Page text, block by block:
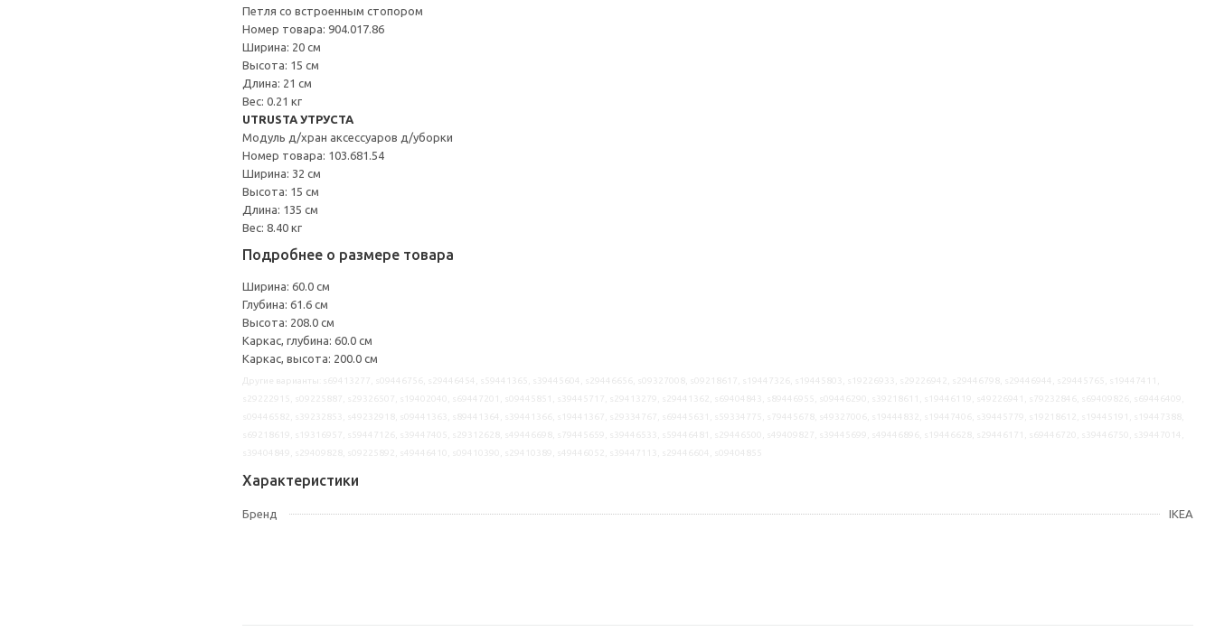
Петля со встроенным стопором
Номер товара: 904.017.86
Ширина: 20 см
Высота: 15 см
Длина: 21 см
Вес: 0.21 кг
UTRUSTA УТРУСТА
Модуль д/хран аксессуаров д/уборки
Номер товара: 103.681.54
Ширина: 32 см
Высота: 15 см
Длина: 135 см
Вес: 8.40 кг
Подробнее о размере товара
Ширина: 60.0 см
Глубина: 61.6 см
Высота: 208.0 см
Каркас, глубина: 60.0 см
Каркас, высота: 200.0 см
Характеристики
Бренд IKEA